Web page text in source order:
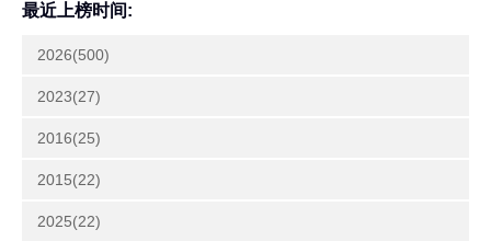
最近上榜时间:
2026(500)
2023(27)
2016(25)
2015(22)
2025(22)